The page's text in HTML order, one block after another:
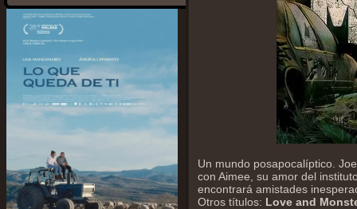
Un mundo posapocalíptico.
con Aimee, su amor del
encontrará amistades
Otros títulos: Love and